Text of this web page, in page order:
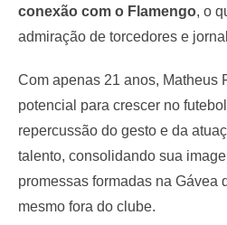
conexão com o Flamengo, o
admiração de torcedores e
Com apenas 21 anos, Matheus
potencial para crescer no
repercussão do gesto e da
talento, consolidando sua
promessas formadas na Gávea
mesmo fora do clube.